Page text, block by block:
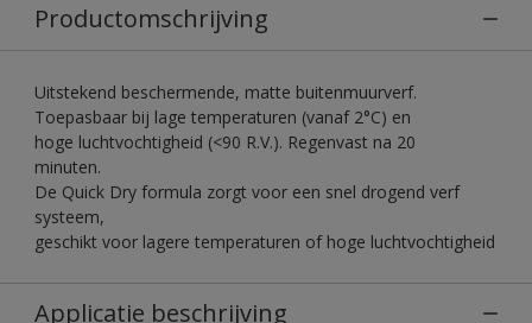
Productomschrijving
Uitstekend beschermende, matte buitenmuurverf.
Toepasbaar bij lage temperaturen (vanaf 2°C) en
hoge luchtvochtigheid (<90 R.V.). Regenvast na 20
minuten.
De Quick Dry formula zorgt voor een snel drogend verf
systeem,
geschikt voor lagere temperaturen of hoge luchtvochtigheid
Applicatie beschrijving